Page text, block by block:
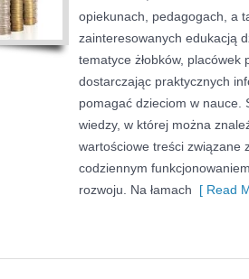
opiekunach, pedagogach, a
zainteresowanych edukacją
tematyce żłobków, placówek
dostarczając praktycznych
pomagać dzieciom w nauce.
wiedzy, w której można
wartościowe treści związane
codziennym
rozwoju. Na łamach [ Read